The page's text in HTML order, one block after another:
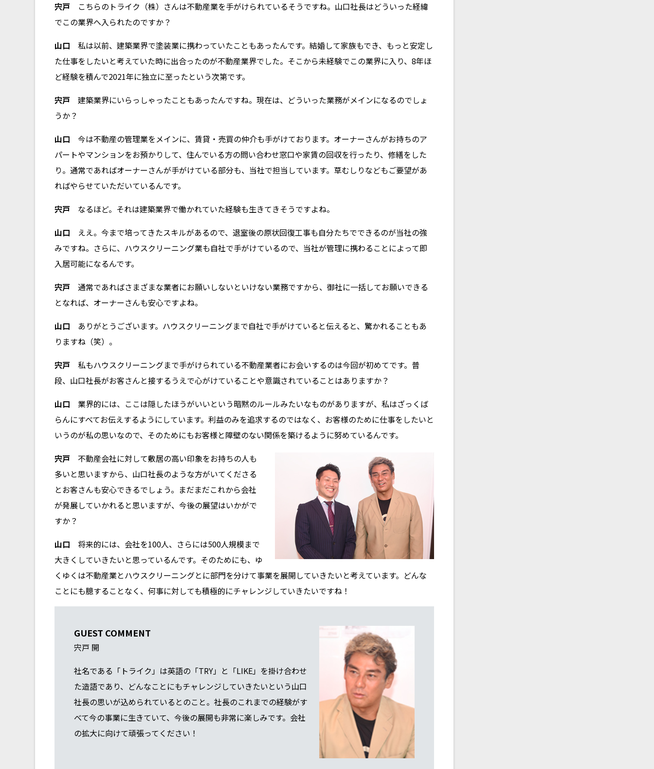
宍戸 こちらのトライク（株）さんは不動産業を手がけられているそうですね。山口社長はどういった経緯
でこの業界へ入られたのですか？
山口 私は以前、建築業界で塗装業に携わっていたこともあったんです。結婚して家族もでき、もっと安定し
た仕事をしたいと考えていた時に出合ったのが不動産業界でした。そこから未経験でこの業界に入り、8年ほ
ど経験を積んで2021年に独立に至ったという次第です。
宍戸 建築業界にいらっしゃったこともあったんですね。現在は、どういった業務がメインになるのでしょ
うか？
山口 今は不動産の管理業をメインに、賃貸・売買の仲介も手がけております。オーナーさんがお持ちのア
パートやマンションをお預かりして、住んでいる方の問い合わせ窓口や家賃の回収を行ったり、修繕をした
り。通常であればオーナーさんが手がけている部分も、当社で担当しています。草むしりなどもご要望があ
ればやらせていただいているんです。
宍戸 なるほど。それは建築業界で働かれていた経験も生きてきそうですよね。
山口 ええ。今まで培ってきたスキルがあるので、退室後の原状回復工事も自分たちでできるのが当社の強
みですね。さらに、ハウスクリーニング業も自社で手がけているので、当社が管理に携わることによって即
入居可能になるんです。
宍戸 通常であればさまざまな業者にお願いしないといけない業務ですから、御社に一括してお願いできる
となれば、オーナーさんも安心ですよね。
山口 ありがとうございます。ハウスクリーニングまで自社で手がけていると伝えると、驚かれることもあ
りますね（笑）。
宍戸 私もハウスクリーニングまで手がけられている不動産業者にお会いするのは今回が初めてです。普
段、山口社長がお客さんと接するうえで心がけていることや意識されていることはありますか？
山口 業界的には、ここは隠したほうがいいという暗黙のルールみたいなものがありますが、私はざっくば
らんにすべてお伝えするようにしています。利益のみを追求するのではなく、お客様のために仕事をしたいと
いうのが私の思いなので、そのためにもお客様と障壁のない関係を築けるように努めているんです。
宍戸 不動産会社に対して敷居の高い印象をお持ちの人も
多いと思いますから、山口社長のような方がいてくださる
とお客さんも安心できるでしょう。まだまだこれから会社
が発展していかれると思いますが、今後の展望はいかがで
すか？
山口 将来的には、会社を100人、さらには500人規模まで
大きくしていきたいと思っているんです。そのためにも、ゆ
くゆくは不動産業とハウスクリーニングとに部門を分けて事業を展開していきたいと考えています。どんな
ことにも臆することなく、何事に対しても積極的にチャレンジしていきたいですね！
GUEST COMMENT
宍戸 開
社名である「トライク」は英語の「TRY」と「LIKE」を掛け合わせ
た造語であり、どんなことにもチャレンジしていきたいという山口
社長の思いが込められているとのこと。社長のこれまでの経験がす
べて今の事業に生きていて、今後の展開も非常に楽しみです。会社
の拡大に向けて頑張ってください！